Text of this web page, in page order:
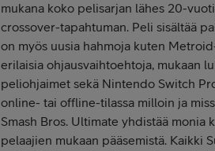
mukana koko pelisarjan lähes 20-
crossover-tapahtuman. Peli sisältää
on myös uusia hahmoja kuten
erilaisia ohjausvaihtoehtoja, mukaan
peliohjaimet sekä Nintendo Switch
online- tai offline-tilassa milloin ja
Smash Bros. Ultimate yhdistää
pelaajien mukaan pääsemistä. Kaikki